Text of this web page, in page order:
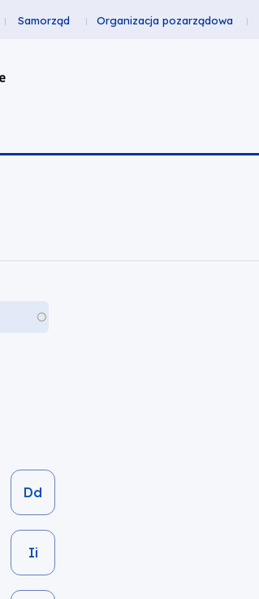
Samorząd Organizacja pozarządowa
Dd
Ii